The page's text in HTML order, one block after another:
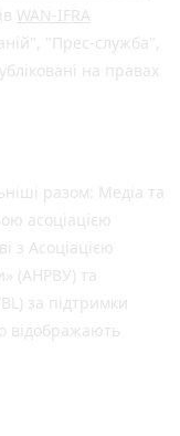
WAN-IFRA
"Прес-служба",
на правах
разом: Медіа та
асоціацією
з Асоціацією
(АНРВУ) та
за підтримки
відображають